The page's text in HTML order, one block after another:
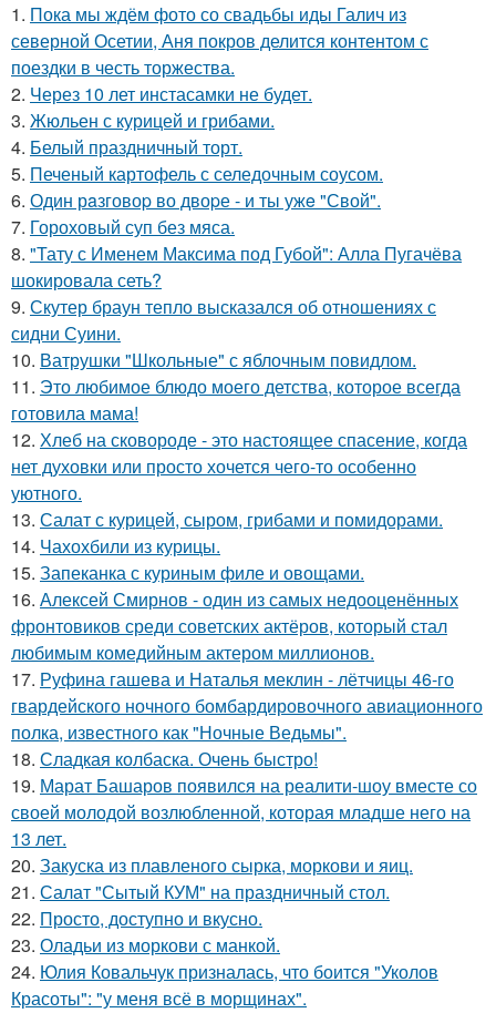
1. Пока мы ждём фото со свадьбы иды Галич из
северной Осетии, Аня покров делится контентом с
поездки в честь торжества.
2. Через 10 лет инстасамки не будет.
3. Жюльен с курицей и грибами.
4. Белый праздничный торт.
5. Печеный картофель с селедочным соусом.
6. Один рaзговоp во двоpе - и ты ужe "Свой".
7. Гороховый суп без мяса.
8. "Тату с Именем Максима под Губой": Алла Пугачёва
шокировала сеть?
9. Скутер браун тепло высказался об отношениях с
сидни Суини.
10. Ватрушки "Школьные" с яблочным повидлом.
11. Это любимое блюдо моего детства, которое всегда
готовила мама!
12. Хлеб на сковороде - это настоящее спасение, когда
нет духовки или просто хочется чего-то особенно
уютного.
13. Салат с курицей, сыром, грибами и помидорами.
14. Чахохбили из курицы.
15. Запеканка с куриным филе и овощами.
16. Алексей Смирнов - один из самых недооценённых
фронтовиков среди советских актёров, который стал
любимым комедийным актером миллионов.
17. Руфина гашева и Наталья меклин - лётчицы 46-го
гвардейского ночного бомбардировочного авиационного
полка, известного как "Ночные Ведьмы".
18. Сладкая колбаска. Очень быстро!
19. Марат Башаров появился на реалити-шоу вместе со
своей молодой возлюбленной, которая младше него на
13 лет.
20. Закуска из плавленого сырка, моркови и яиц.
21. Салат "Сытый КУМ" на праздничный стол.
22. Просто, доступно и вкусно.
23. Оладьи из моркови с манкой.
24. Юлия Ковальчук призналась, что боится "Уколов
Красоты": "у меня всё в морщинах".